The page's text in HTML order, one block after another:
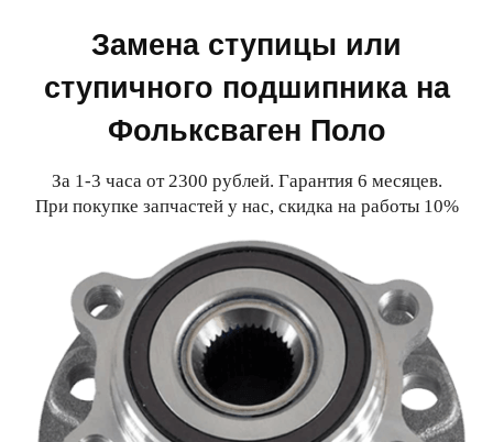
Замена ступицы или
ступичного подшипника на
Фольксваген Поло
За 1-3 часа от 2300 рублей. Гарантия 6 месяцев.
При покупке запчастей у нас, скидка на работы 10%